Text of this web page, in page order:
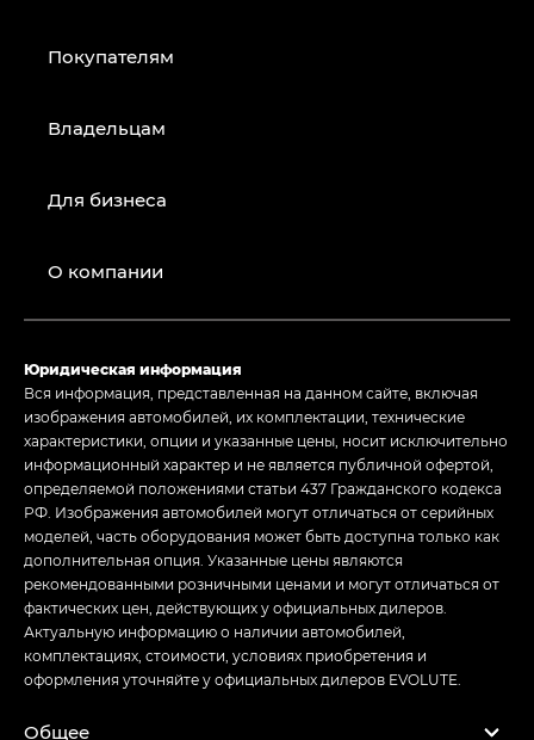
Покупателям
Владельцам
Для бизнеса
О компании
Юридическая информация
Вся информация, представленная на данном сайте, включая
изображения автомобилей, их комплектации, технические
характеристики, опции и указанные цены, носит исключительно
информационный характер и не является публичной офертой,
определяемой положениями статьи 437 Гражданского кодекса
РФ. Изображения автомобилей могут отличаться от серийных
моделей, часть оборудования может быть доступна только как
дополнительная опция. Указанные цены являются
рекомендованными розничными ценами и могут отличаться от
фактических цен, действующих у официальных дилеров.
Актуальную информацию о наличии автомобилей,
комплектациях, стоимости, условиях приобретения и
оформления уточняйте у официальных дилеров EVOLUTE.
Общее